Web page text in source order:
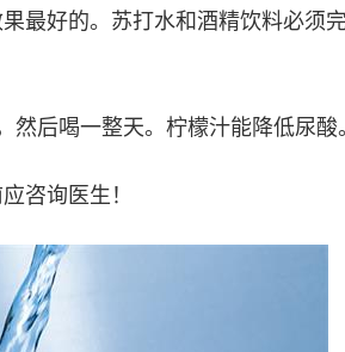
最好的。苏打水和酒精饮料必须
后喝一整天。柠檬汁能降低尿酸
咨询医生！